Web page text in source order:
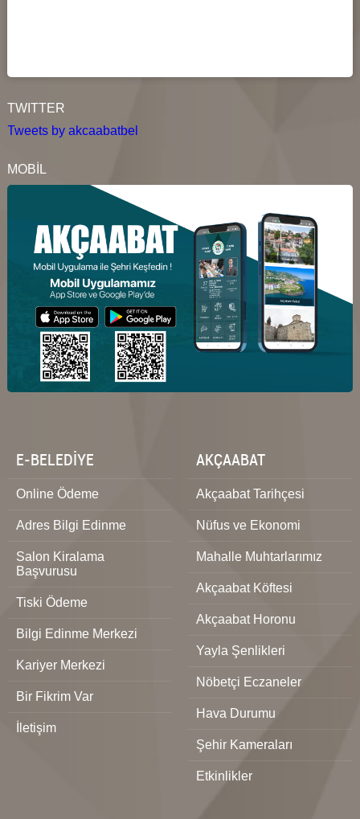
TWITTER
Tweets by akcaabatbel
MOBİL
E-BELEDİYE
Online Ödeme
Adres Bilgi Edinme
Salon Kiralama
Başvurusu
Tiski Ödeme
Bilgi Edinme Merkezi
Kariyer Merkezi
Bir Fikrim Var
İletişim
AKÇAABAT
Akçaabat Tarihçesi
Nüfus ve Ekonomi
Mahalle Muhtarlarımız
Akçaabat Köftesi
Akçaabat Horonu
Yayla Şenlikleri
Nöbetçi Eczaneler
Hava Durumu
Şehir Kameraları
Etkinlikler